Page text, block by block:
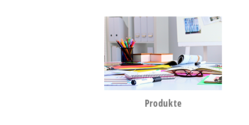
Produkte
Bürobedarf
Büromöbel & Einrichten
D-Ware